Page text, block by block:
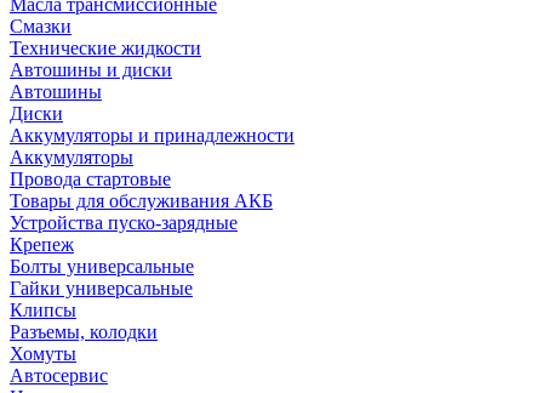
Масла трансмиссионные
Смазки
Технические жидкости
Автошины и диски
Автошины
Диски
Аккумуляторы и принадлежности
Аккумуляторы
Провода стартовые
Товары для обслуживания АКБ
Устройства пуско-зарядные
Крепеж
Болты универсальные
Гайки универсальные
Клипсы
Разъемы, колодки
Хомуты
Автосервис